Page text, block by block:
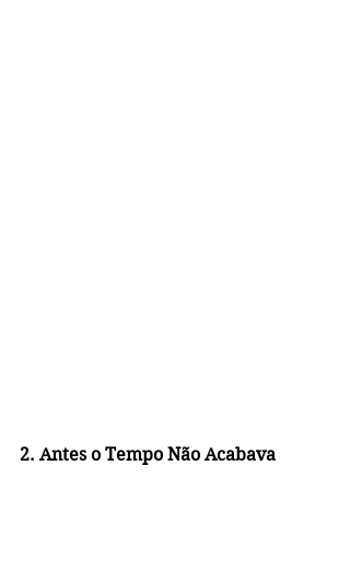
2. Antes o Tempo Não Acabava